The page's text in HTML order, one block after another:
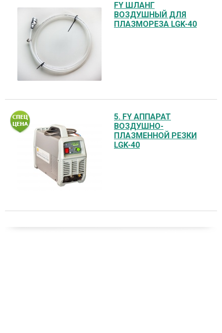
FY ШЛАНГ
ВОЗДУШНЫЙ ДЛЯ
ПЛАЗМОРЕЗА LGK-40
5. FY АППАРАТ
ВОЗДУШНО-
ПЛАЗМЕННОЙ РЕЗКИ
LGK-40